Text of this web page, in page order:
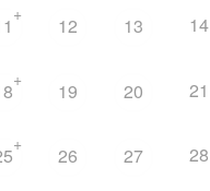
+ 12 13 14
+ 19 20 21
+ 26 27 28